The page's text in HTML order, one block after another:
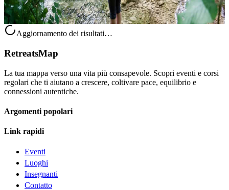
Arnhem, Paesi Bassi
Aggiornamento dei risultati…
RetreatsMap
La tua mappa verso una vita più consapevole. Scopri eventi e corsi
regolari che ti aiutano a crescere, coltivare pace, equilibrio e
connessioni autentiche.
Argomenti popolari
Link rapidi
Eventi
Luoghi
Insegnanti
Contatto